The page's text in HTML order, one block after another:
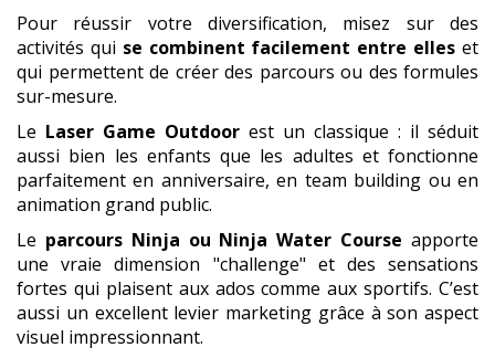
Pour réussir votre diversification, misez sur des
activités qui se combinent facilement entre elles et
qui permettent de créer des parcours ou des formules
sur-mesure.
Le Laser Game Outdoor est un classique : il séduit
aussi bien les enfants que les adultes et fonctionne
parfaitement en anniversaire, en team building ou en
animation grand public.
Le parcours Ninja ou Ninja Water Course apporte
une vraie dimension "challenge" et des sensations
fortes qui plaisent aux ados comme aux sportifs. C’est
aussi un excellent levier marketing grâce à son aspect
visuel impressionnant.